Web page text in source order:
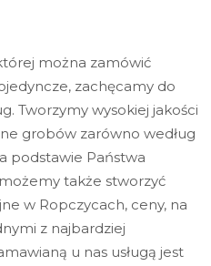
można zamówić
zachęcamy do
Tworzymy wysokiej jakości
grobów zarówno według
podstawie Państwa
także stworzyć
w Ropczycach, ceny, na
z najbardziej
u nas usługą jest